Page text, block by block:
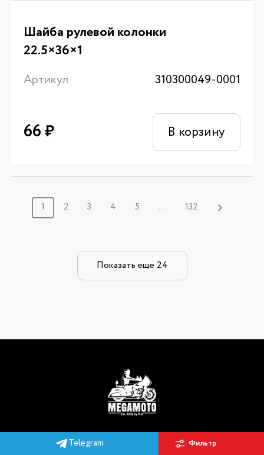
Шайба рулевой колонки
22.5×36×1
Артикул 310300049-0001
66₽ В корзину
1 2 3 4 5 ... 132
Показать еще 24
Telegram Фильтр